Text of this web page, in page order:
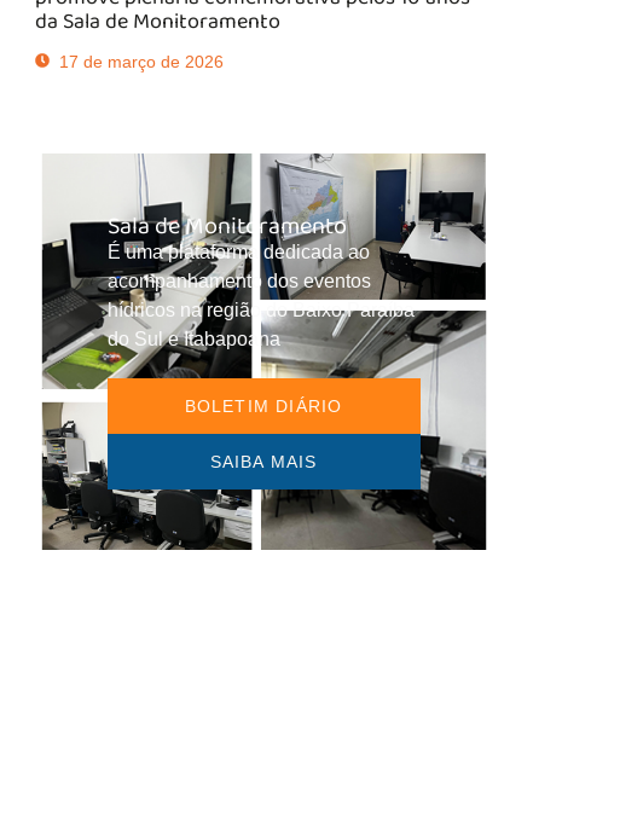
da Sala de Monitoramento
17 de março de 2026
Sala de Monitoramento
É uma plataforma dedicada ao
acompanhamento dos eventos
hídricos na região do Baixo Paraíba
do Sul e Itabapoana
BOLETIM DIÁRIO
SAIBA MAIS